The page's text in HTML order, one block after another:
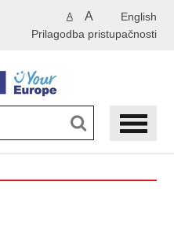
English
A A
Prilagodba pristupačnosti